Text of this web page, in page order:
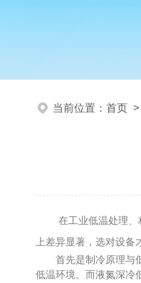
当前位置： 首页 >
在工业低温处理、材
上差异显著，选对设备
首先是制冷原理与低
低温环境。而液氮深冷